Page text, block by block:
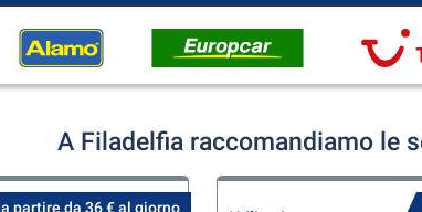
A Filadelfia raccomandiamo le
a partire da 36 € al giorno